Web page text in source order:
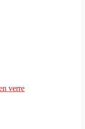
verre